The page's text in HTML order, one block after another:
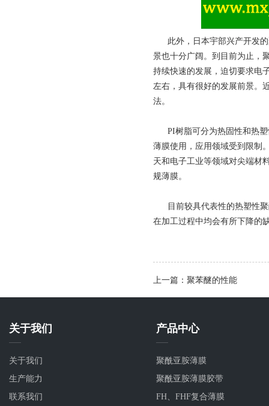
此外，日本宇部兴产开发的
景也十分广阔。到目前为止，
持续快速的发展，迫切要求电
左右，具有很好的发展前景。
法。
PI树脂可分为热固性和热塑
薄膜使用，应用领域受到限制
天和电子工业等领域对尖端材
规薄膜。
目前较具代表性的热塑性聚
在加工过程中均会有所下降的
上一篇：聚苯醚的性能
关于我们
关于我们
生产能力
联系我们
产品中心
聚酰亚胺薄膜
聚酰亚胺薄膜胶带
FH、FHF复合薄膜